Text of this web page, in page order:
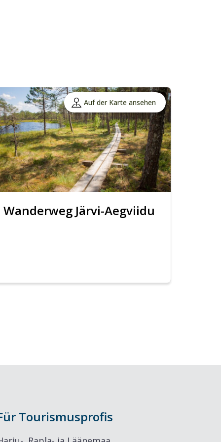
Auf der Karte ansehen
Wanderweg Järvi-Aegviidu
Tourismusprofis